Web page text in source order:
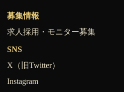
募集情報
求人採用・モニター募集
SNS
X（旧Twitter）
Instagram